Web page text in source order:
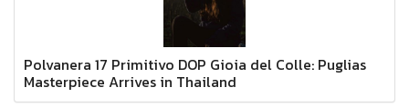
Polvanera 17 Primitivo DOP Gioia del Colle: Puglias
Masterpiece Arrives in Thailand